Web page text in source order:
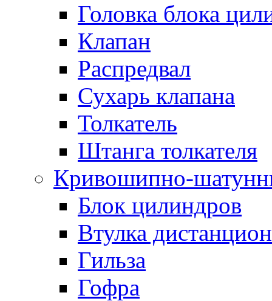
Головка блока
Клапан
Распредвал
Сухарь клапана
Толкатель
Штанга толкателя
Кривошипно-
Блок цилиндров
Втулка
Гильза
Гофра